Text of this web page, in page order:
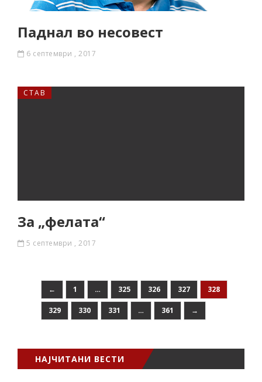
Паднал во несовест
6 септември , 2017
СТАВ
За „фелата“
5 септември , 2017
← 1 … 325 326 327 328
329 330 331 … 361 →
НАЈЧИТАНИ ВЕСТИ